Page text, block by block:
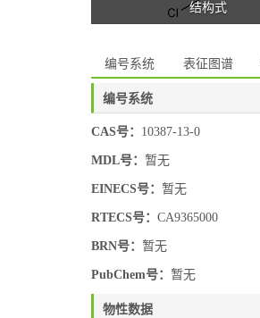
结构式
编号系统 表征图谱
编号系统
CAS号： 10387-13-0
MDL号： 暂无
EINECS号： 暂无
RTECS号： CA9365000
BRN号： 暂无
PubChem号： 暂无
物性数据